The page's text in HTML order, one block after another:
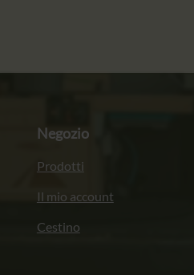
Negozio
Prodotti
Il mio account
Cestino